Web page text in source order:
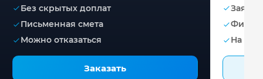
Без скрытых доплат
Письменная смета
Можно отказаться
Заказать
Заявка
На